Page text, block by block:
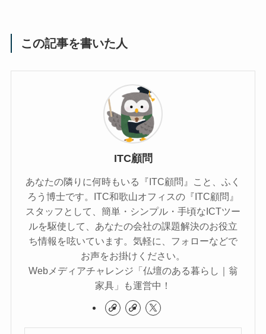
この記事を書いた人
ITC顧問
あなたの隣りに何時もいる『ITC顧問』こと、ふく
ろう博士です。ITC和歌山オフィスの『ITC顧問』
スタッフとして、簡単・シンプル・手頃なICTツー
ルを駆使して、あなたの会社の課題解決のお役立
ち情報を呟いています。気軽に、フォローなどで
お声をお掛けください。
Webメディアチャレンジ「仏壇のある暮らし｜翁
家具」も運営中！